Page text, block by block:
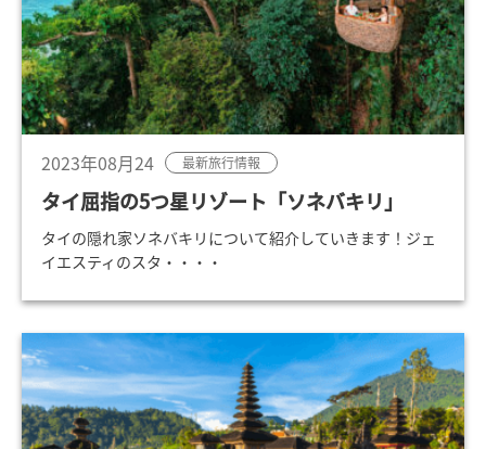
2023年08月24 最新旅行情報
タイ屈指の5つ星リゾート「ソネバキリ」
タイの隠れ家ソネバキリについて紹介していきます！ジェ
イエスティのスタ・・・・